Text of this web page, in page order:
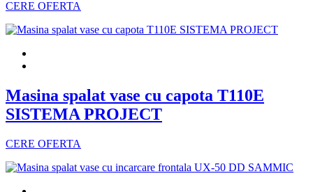
CERE OFERTA
Masina spalat vase cu capota T110E
SISTEMA PROJECT
CERE OFERTA